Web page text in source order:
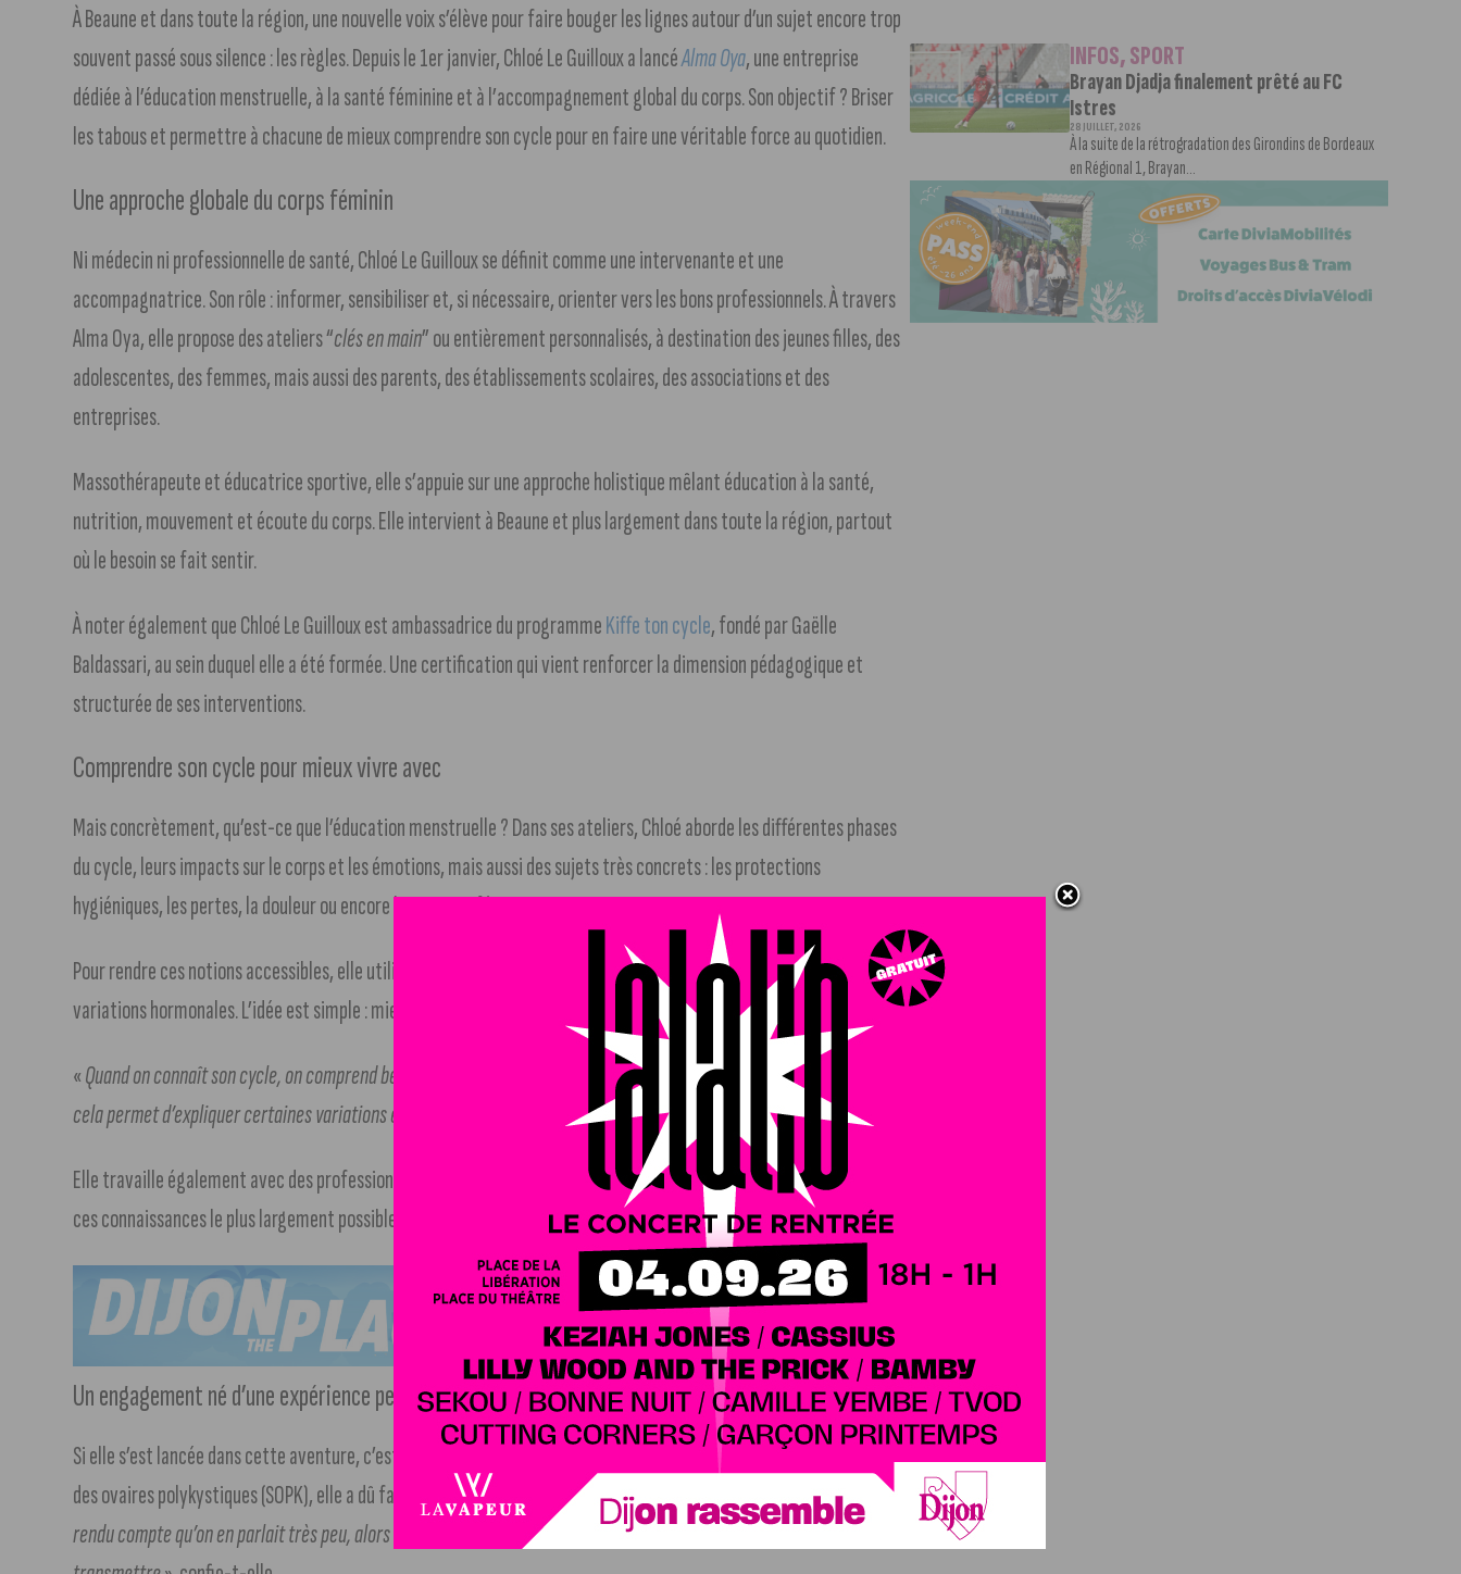
À Beaune et dans toute la région, une nouvelle voix s’élève pour faire bouger les lignes autour d’un sujet encore trop
souvent passé sous silence : les règles. Depuis le 1er janvier, Chloé Le Guilloux a lancéAlma Oya, une entreprise
dédiée à l’éducation menstruelle, à la santé féminine et à l’accompagnement global du corps. Son objectif ? Briser
les tabous et permettre à chacune de mieux comprendre son cycle pour en faire une véritable force au quotidien.
Une approche globale du corps féminin
Ni médecin ni professionnelle de santé, Chloé Le Guilloux se définit comme une intervenante et une
accompagnatrice. Son rôle : informer, sensibiliser et, si nécessaire, orienter vers les bons professionnels. À travers
Alma Oya, elle propose des ateliers “clés en main” ou entièrement personnalisés, à destination des jeunes filles, des
adolescentes, des femmes, mais aussi des parents, des établissements scolaires, des associations et des
entreprises.
Massothérapeute et éducatrice sportive, elle s’appuie sur une approche holistique mêlant éducation à la santé,
nutrition, mouvement et écoute du corps. Elle intervient à Beaune et plus largement dans toute la région, partout
où le besoin se fait sentir.
À noter également que Chloé Le Guilloux est ambassadrice du programmeKiffe ton cycle, fondé par Gaëlle
Baldassari, au sein duquel elle a été formée. Une certification qui vient renforcer la dimension pédagogique et
structurée de ses interventions.
Comprendre son cycle pour mieux vivre avec
Mais concrètement, qu’est-ce que l’éducation menstruelle ? Dans ses ateliers, Chloé aborde les différentes phases
du cycle, leurs impacts sur le corps et les émotions, mais aussi des sujets très concrets : les protections
hygiéniques, les pertes, la douleur ou encore l’anatomie féminine.
Pour rendre ces notions accessibles, elle utilise des images parlantes comme celle du surf, pour illustrer les
variations hormonales. L’idée est simple : mieux comprendre son cycle pour mieux vivre avec.
«Quand on connaît son cycle, on comprend beaucoup de choses sur soi-même. Ce n’est pas une excuse à tout, mais
cela permet d’expliquer certaines variations et surtout de mieux s’adapter», explique-t-elle.
Elle travaille également avec des professionnels de l’éducation (sport, animation, milieu scolaire) afin de diffuser
ces connaissances le plus largement possible.
Un engagement né d’une expérience personnelle
Si elle s’est lancée dans cette aventure, c’est aussi parce qu’elle est directement concernée. Atteinte du syndrome
des ovaires polykystiques (SOPK), elle a dû faire ses propres recherches pour comprendre son corps. «
Je me suis
rendu compte qu’on en parlait très peu, alors que ça fait partie de la vie. J’ai appris pour moi, puis j’ai voulu
INFOS,SPORT
Brayan Djadja finalement prêté au FC
Istres
28 JUILLET, 2026
À la suite de la rétrogradation des Girondins de Bordeaux
en Régional 1, Brayan...